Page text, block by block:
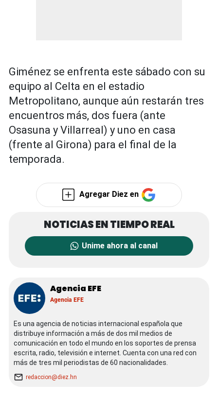
Giménez se enfrenta este sábado con su
equipo al Celta en el estadio
Metropolitano, aunque aún restarán tres
encuentros más, dos fuera (ante
Osasuna y Villarreal) y uno en casa
(frente al Girona) para el final de la
temporada.
Agregar Diez en
Unime ahora al canal
Agencia EFE
Agencia EFE
Es una agencia de noticias internacional española que
distribuye información a más de dos mil medios de
comunicación en todo el mundo en los soportes de prensa
escrita, radio, televisión e internet. Cuenta con una red con
más de tres mil periodistas de 60 nacionalidades.
redaccion@diez.hn